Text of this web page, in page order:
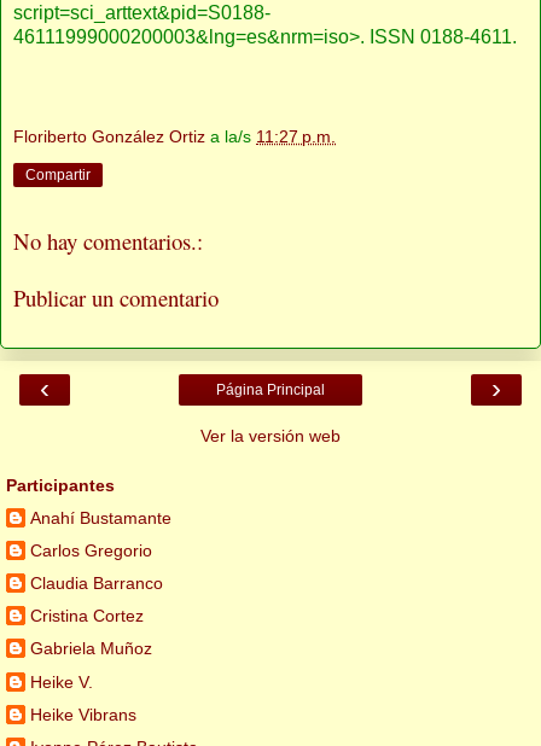
script=sci_arttext&pid=S0188-
46111999000200003&lng=es&nrm=iso>. ISSN 0188-4611.
Floriberto González Ortiz a la/s 11:27 p.m.
Compartir
No hay comentarios.:
Publicar un comentario
‹ ›
Página Principal
Ver la versión web
Participantes
Anahí Bustamante
Carlos Gregorio
Claudia Barranco
Cristina Cortez
Gabriela Muñoz
Heike V.
Heike Vibrans